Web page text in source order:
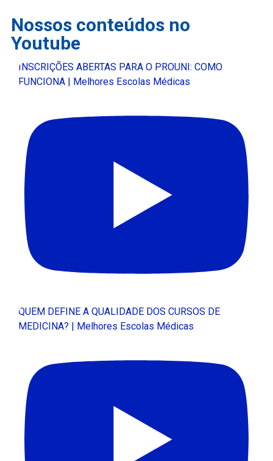
Nossos conteúdos no
Youtube
INSCRIÇÕES ABERTAS PARA O PROUNI: COMO
FUNCIONA | Melhores Escolas Médicas
QUEM DEFINE A QUALIDADE DOS CURSOS DE
MEDICINA? | Melhores Escolas Médicas